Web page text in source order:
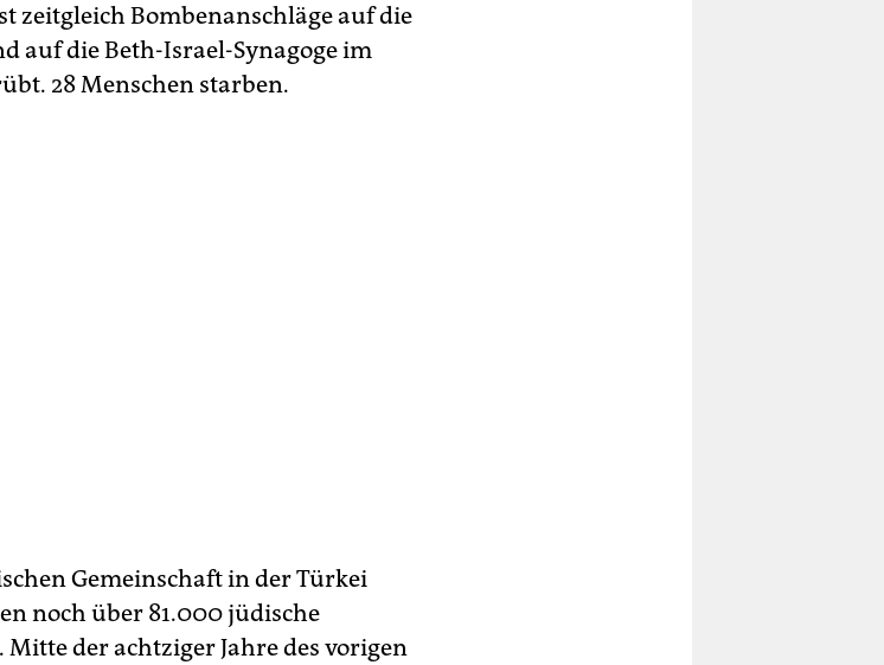
zeitgleich Bombenanschläge auf die
auf die Beth-Israel-Synagoge im
28 Menschen starben.
Gemeinschaft in der Türkei
noch über 81.000 jüdische
der achtziger Jahre des vorigen